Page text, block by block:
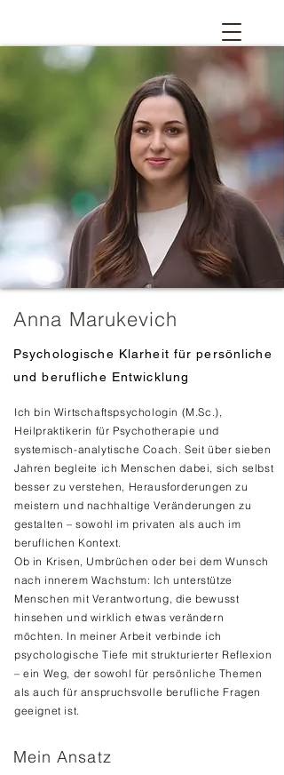
Anna Marukevich
Psychologische Klarheit für persönliche
und berufliche Entwicklung
Ich bin Wirtschaftspsychologin (M.Sc.),
Heilpraktikerin für Psychotherapie und
systemisch-analytische Coach. Seit über sieben
Jahren begleite ich Menschen dabei, sich selbst
besser zu verstehen, Herausforderungen zu
meistern und nachhaltige Veränderungen zu
gestalten – sowohl im privaten als auch im
beruflichen Kontext.
Ob in Krisen, Umbrüchen oder bei dem Wunsch
nach innerem Wachstum: Ich unterstütze
Menschen mit Verantwortung, die bewusst
hinsehen und wirklich etwas verändern
möchten. In meiner Arbeit verbinde ich
psychologische Tiefe mit strukturierter Reflexion
– ein Weg, der sowohl für persönliche Themen
als auch für anspruchsvolle berufliche Fragen
geeignet ist.
Mein Ansatz